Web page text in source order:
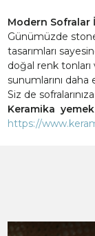
Modern Sofralar
Günümüzde
tasarımları
doğal renk
sunumlarını
Siz de
Keramika
https://